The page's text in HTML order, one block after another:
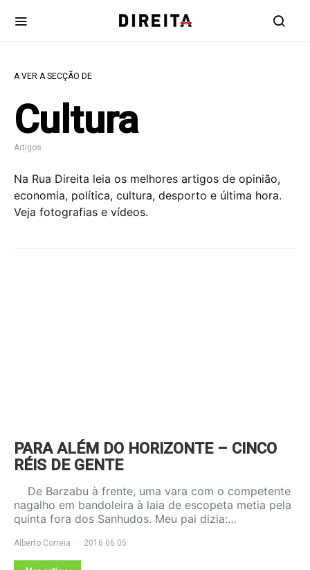
A VER A SECÇÃO DE
Cultura
Artigos
Na Rua Direita leia os melhores artigos de opinião,
economia, política, cultura, desporto e última hora.
Veja fotografias e vídeos.
PARA ALÉM DO HORIZONTE – CINCO
RÉIS DE GENTE
De Barzabu à frente, uma vara com o competente
nagalho em bandoleira à laia de escopeta metia pela
quinta fora dos Sanhudos. Meu pai dizia:…
Alberto Correia 2016.06.05